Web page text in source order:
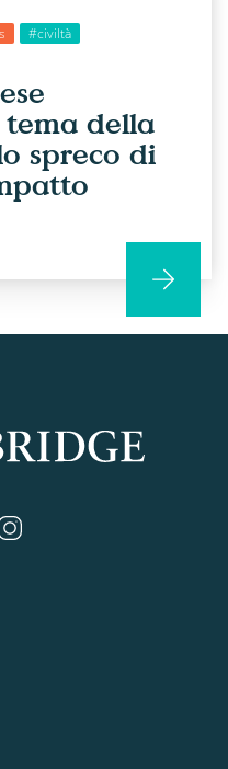
#civiltà
della
spreco di